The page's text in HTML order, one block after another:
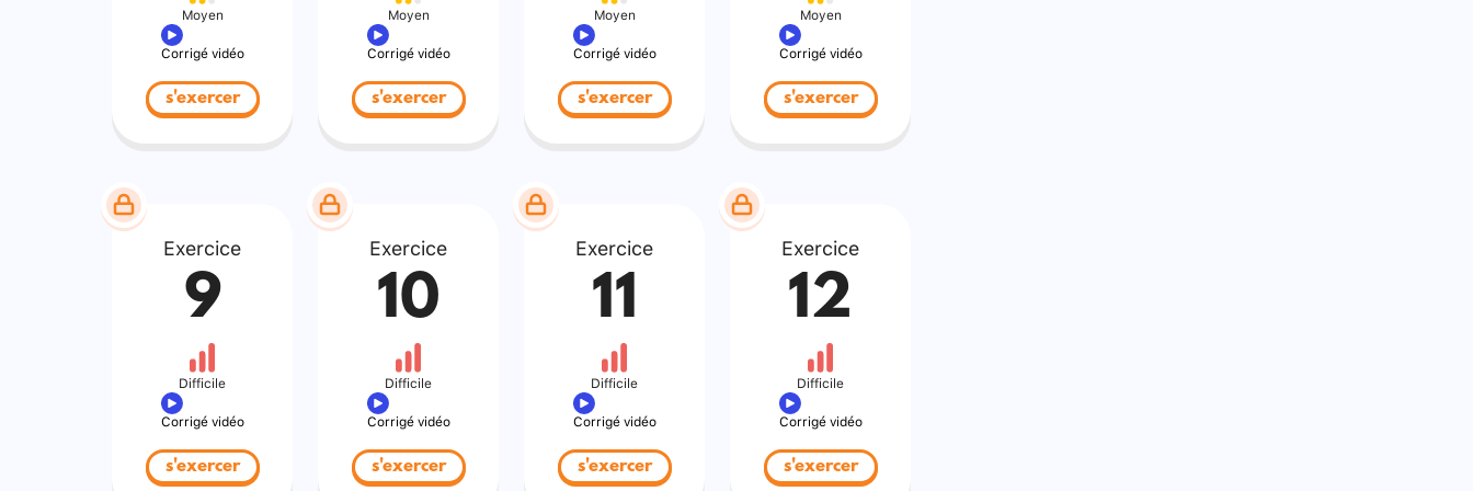
Moyen
Corrigé vidéo
s'exercer
Moyen
Corrigé vidéo
s'exercer
Moyen
Corrigé vidéo
s'exercer
Moyen
Corrigé vidéo
s'exercer
Exercice
9
Difficile
Corrigé vidéo
s'exercer
Exercice
10
Difficile
Corrigé vidéo
s'exercer
Exercice
11
Difficile
Corrigé vidéo
s'exercer
Exercice
12
Difficile
Corrigé vidéo
s'exercer